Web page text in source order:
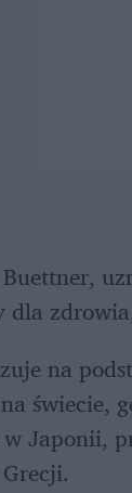
dla
na
Japonii,